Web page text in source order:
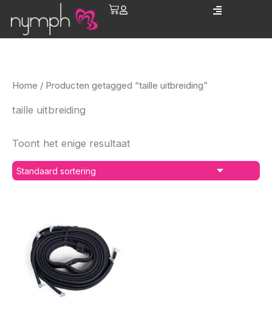
naar
de
Cart
Home / Producten getagged “taille uitbreiding”
taille uitbreiding
Toont het enige resultaat